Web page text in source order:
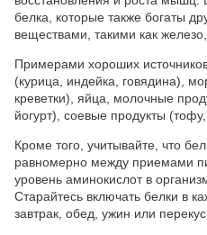
белка, которые также богаты
веществами, такими как
Примерами хороших
(курица, индейка, говядина),
креветки), яйца, молочные
йогурт), соевые продукты
Кроме того, учитывайте, что
равномерно между приемами
уровень аминокислот в
Старайтесь включать белки в
завтрак, обед, ужин или